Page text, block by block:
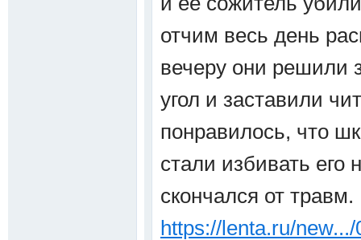
отчим весь день
вечеру они решили
угол и заставили
понравилось, что
стали избивать его
скончался от травм.
https://lenta.ru/